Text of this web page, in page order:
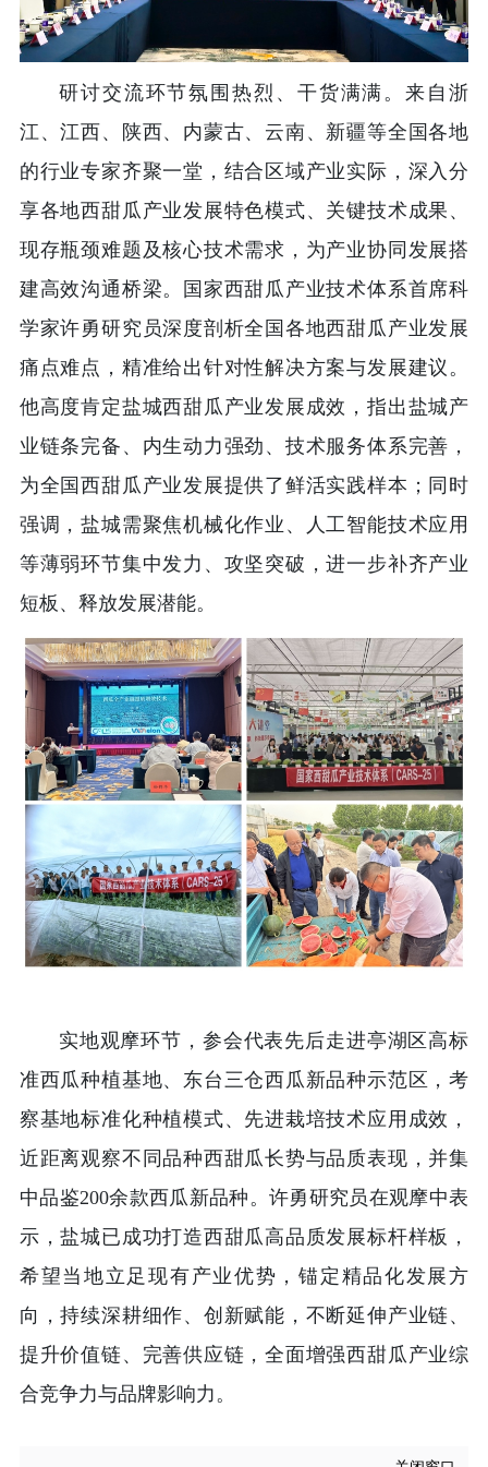
研讨交流环节氛围热烈、干货满满。来自浙
江、江西、陕西、内蒙古、云南、新疆等全国各地
的行业专家齐聚一堂，结合区域产业实际，深入分
享各地西甜瓜产业发展特色模式、关键技术成果、
现存瓶颈难题及核心技术需求，为产业协同发展搭
建高效沟通桥梁。国家西甜瓜产业技术体系首席科
学家许勇研究员深度剖析全国各地西甜瓜产业发展
痛点难点，精准给出针对性解决方案与发展建议。
他高度肯定盐城西甜瓜产业发展成效，指出盐城产
业链条完备、内生动力强劲、技术服务体系完善，
为全国西甜瓜产业发展提供了鲜活实践样本；同时
强调，盐城需聚焦机械化作业、人工智能技术应用
等薄弱环节集中发力、攻坚突破，进一步补齐产业
短板、释放发展潜能。
实地观摩环节，参会代表先后走进亭湖区高标
准西瓜种植基地、东台三仓西瓜新品种示范区，考
察基地标准化种植模式、先进栽培技术应用成效，
近距离观察不同品种西甜瓜长势与品质表现，并集
中品鉴200余款西瓜新品种。许勇研究员在观摩中表
示，盐城已成功打造西甜瓜高品质发展标杆样板，
希望当地立足现有产业优势，锚定精品化发展方
向，持续深耕细作、创新赋能，不断延伸产业链、
提升价值链、完善供应链，全面增强西甜瓜产业综
合竞争力与品牌影响力。